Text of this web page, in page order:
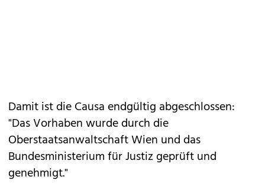
Damit ist die Causa endgültig abgeschlossen:
"Das Vorhaben wurde durch die
Oberstaatsanwaltschaft Wien und das
Bundesministerium für Justiz geprüft und
genehmigt."